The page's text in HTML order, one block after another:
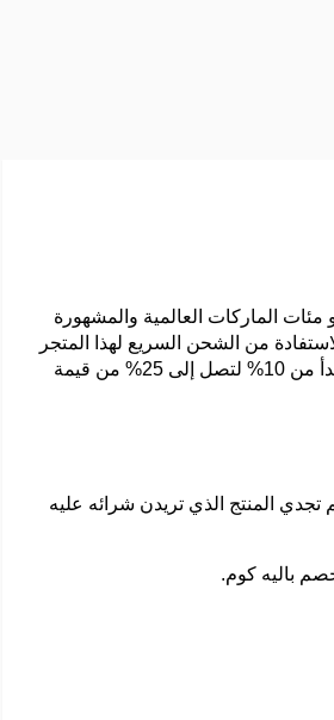
الماركات العالمية والمشهورة
أصلية بنسبة 100% و ليست مقلدة نهائيا مع الاستفادة من الشحن السريع لهذا المتجر
المتوفر لدينا للحصول على خصومات و تخفيضات تبدأ من 10% لتصل إلى 25% من قيمة
المنتج الذي تريدن شرائه عليه